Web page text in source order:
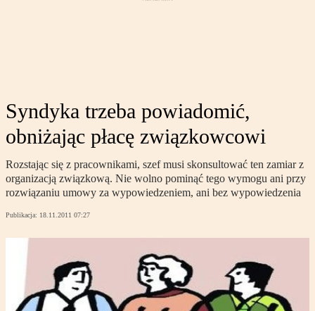
Syndyka trzeba powiadomić,
obniżając płacę związkowcowi
Rozstając się z pracownikami, szef musi skonsultować ten zamiar z
organizacją związkową. Nie wolno pominąć tego wymogu ani przy
rozwiązaniu umowy za wypowiedzeniem, ani bez wypowiedzenia
Publikacja: 18.11.2011 07:27